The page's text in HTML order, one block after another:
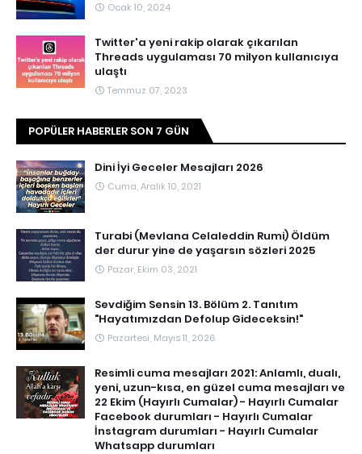
Ocak 10, 2024
Twitter'a yeni rakip olarak çıkarılan
Threads uygulaması 70 milyon kullanıcıya
ulaştı
Temmuz 07, 2023
POPÜLER HABERLER SON 7 GÜN
Dini İyi Geceler Mesajları 2026
Cuma, Aralık 10, 2021
Turabi (Mevlana Celaleddin Rumi) Öldüm
der durur yine de yaşarsın sözleri 2025
Pazar, Ekim 03, 2021
Sevdiğim Sensin 13. Bölüm 2. Tanıtım
"Hayatımızdan Defolup Gideceksin!"
Pazartesi, Mayıs 11, 2026
Resimli cuma mesajları 2021: Anlamlı, dualı,
yeni, uzun-kısa, en güzel cuma mesajları ve
22 Ekim (Hayırlı Cumalar) - Hayırlı Cumalar
Facebook durumları - Hayırlı Cumalar
İnstagram durumları - Hayırlı Cumalar
Whatsapp durumları